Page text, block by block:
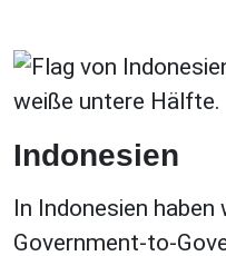
Indonesien
In Indonesien
Government-to-